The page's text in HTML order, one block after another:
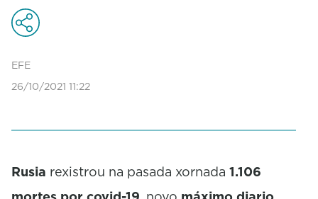
EFE
26/10/2021 11:22
Rusia rexistrou na pasada xornada 1.106